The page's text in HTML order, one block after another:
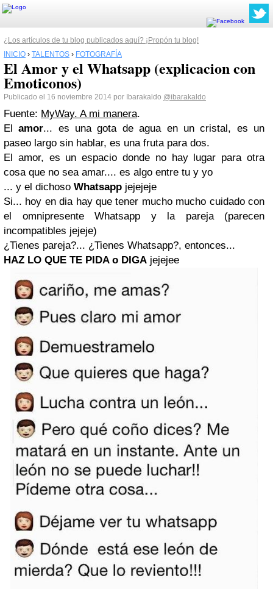
¿Los artículos de tu blog publicados aquí? ¡Propón tu blog!
INICIO › TALENTOS › FOTOGRAFÍA
El Amor y el Whatsapp (explicacion con
Emoticonos)
Publicado el 16 noviembre 2014 por Ibarakaldo @ibarakaldo
Fuente: MyWay. A mi manera.
Elamor... es una gota de agua en un cristal, es un
paseo largo sin hablar, es una fruta para dos.
El amor, es un espacio donde no hay lugar para otra
cosa que no sea amar.... es algo entre tu y yo
... y el dichoso Whatsapp jejejeje
Si... hoy en dia hay que tener mucho mucho cuidado con
el omnipresente Whatsapp y la pareja (parecen
incompatibles jejeje)
¿Tienes pareja?... ¿Tienes Whatsapp?, entonces...
HAZ LO QUE TE PIDA o DIGA jejejee